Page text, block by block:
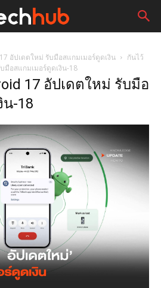
อัปเดตใหม่ รับมือสแกมเมอร์ดูดเงิน
กันไว้
มือสแกมเมอร์ดูดเงิน-18
17 อัปเดตใหม่ รับมือ
น-18